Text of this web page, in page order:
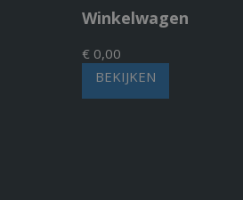
Winkelwagen
€ 0,00
BEKIJKEN